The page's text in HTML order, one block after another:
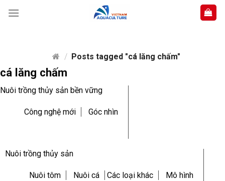
/ Posts tagged "cá lăng chấm"
cá lăng chấm
Nuôi trồng thủy sản bền vững
Công nghệ mới Góc nhìn
Nuôi trồng thủy sản
Nuôi tôm Nuôi cá Các loại khác Mô hình